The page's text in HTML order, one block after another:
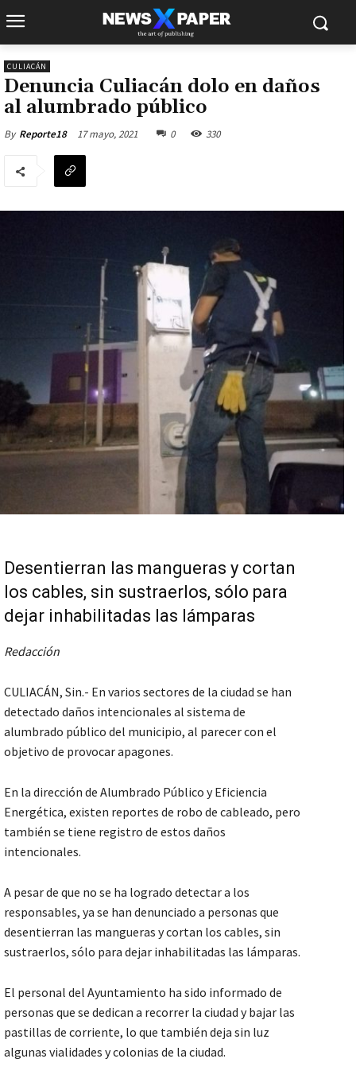
CULIACÁN
Denuncia Culiacán dolo en daños
al alumbrado público
By Reporte18 17 mayo, 2021 0 330
Desentierran las mangueras y cortan
los cables, sin sustraerlos, sólo para
dejar inhabilitadas las lámparas
Redacción
CULIACÁN, Sin.- En varios sectores de la ciudad se han
detectado daños intencionales al sistema de
alumbrado público del municipio, al parecer con el
objetivo de provocar apagones.
En la dirección de Alumbrado Público y Eficiencia
Energética, existen reportes de robo de cableado, pero
también se tiene registro de estos daños
intencionales.
A pesar de que no se ha logrado detectar a los
responsables, ya se han denunciado a personas que
desentierran las mangueras y cortan los cables, sin
sustraerlos, sólo para dejar inhabilitadas las lámparas.
El personal del Ayuntamiento ha sido informado de
personas que se dedican a recorrer la ciudad y bajar las
pastillas de corriente, lo que también deja sin luz
algunas vialidades y colonias de la ciudad.